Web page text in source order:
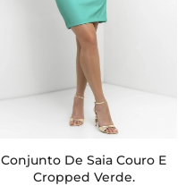
Conjunto De Saia Couro E
Cropped Verde.